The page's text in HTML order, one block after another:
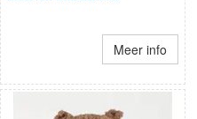
Meer info